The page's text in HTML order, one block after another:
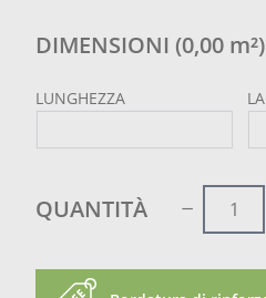
DIMENSIONI (0,00 m²)
LUNGHEZZA
QUANTITÀ